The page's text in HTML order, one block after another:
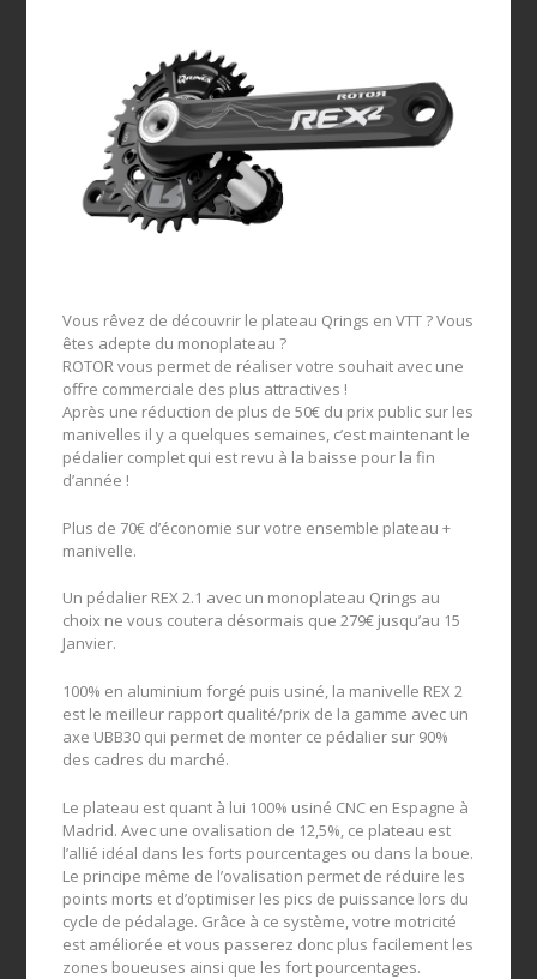
Vous rêvez de découvrir le plateau Qrings en VTT ? Vous
êtes adepte du monoplateau ?
ROTOR vous permet de réaliser votre souhait avec une
offre commerciale des plus attractives !
Après une réduction de plus de 50€ du prix public sur les
manivelles il y a quelques semaines, c’est maintenant le
pédalier complet qui est revu à la baisse pour la fin
d’année !
Plus de 70€ d’économie sur votre ensemble plateau +
manivelle.
Un pédalier REX 2.1 avec un monoplateau Qrings au
choix ne vous coutera désormais que 279€ jusqu’au 15
Janvier.
100% en aluminium forgé puis usiné, la manivelle REX 2
est le meilleur rapport qualité/prix de la gamme avec un
axe UBB30 qui permet de monter ce pédalier sur 90%
des cadres du marché.
Le plateau est quant à lui 100% usiné CNC en Espagne à
Madrid. Avec une ovalisation de 12,5%, ce plateau est
l’allié idéal dans les forts pourcentages ou dans la boue.
Le principe même de l’ovalisation permet de réduire les
points morts et d’optimiser les pics de puissance lors du
cycle de pédalage. Grâce à ce système, votre motricité
est améliorée et vous passerez donc plus facilement les
zones boueuses ainsi que les fort pourcentages.